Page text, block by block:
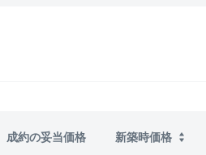
成約の妥当価格 新築時価格